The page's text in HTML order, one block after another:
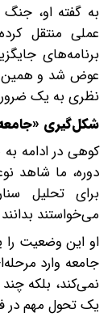
به گفته او،
عملی منتقل
برنامه‌های
عوض شد و همین
نظری به یک
‌شکل‌گیری
کوهی در ادامه
دوره، ما شاهد
برای تحلیل
می‌خواستند
او این وضعیت
جامعه وارد
نمی‌کند، بلکه
یک تحول مهم در